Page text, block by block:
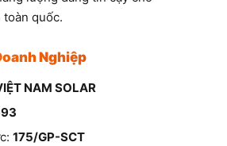
toàn quốc.
Nghiệp
NAM SOLAR
175/GP-SCT